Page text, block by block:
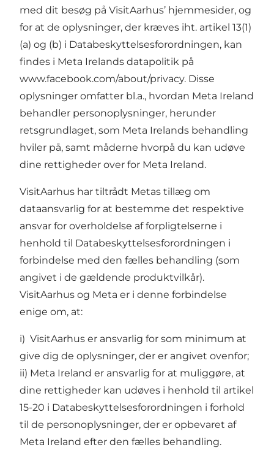
med dit besøg på VisitAarhus’ hjemmesider, og
for at de oplysninger, der kræves iht. artikel 13(1)
(a) og (b) i Databeskyttelsesforordningen, kan
findes i Meta Irelands datapolitik på
www.facebook.com/about/privacy. Disse
oplysninger omfatter bl.a., hvordan Meta Ireland
behandler personoplysninger, herunder
retsgrundlaget, som Meta Irelands behandling
hviler på, samt måderne hvorpå du kan udøve
dine rettigheder over for Meta Ireland.
VisitAarhus har tiltrådt Metas tillæg om
dataansvarlig for at bestemme det respektive
ansvar for overholdelse af forpligtelserne i
henhold til Databeskyttelsesforordningen i
forbindelse med den fælles behandling (som
angivet i de gældende produktvilkår).
VisitAarhus og Meta er i denne forbindelse
enige om, at:
i) VisitAarhus er ansvarlig for som minimum at
give dig de oplysninger, der er angivet ovenfor;
ii) Meta Ireland er ansvarlig for at muliggøre, at
dine rettigheder kan udøves i henhold til artikel
15-20 i Databeskyttelsesforordningen i forhold
til de personoplysninger, der er opbevaret af
Meta Ireland efter den fælles behandling.